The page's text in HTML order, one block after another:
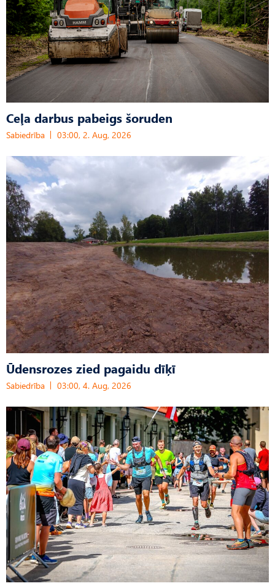
Ceļa darbus pabeigs šoruden
Sabiedrība 03:00, 2. Aug, 2026
Ūdensrozes zied pagaidu dīķī
Sabiedrība 03:00, 4. Aug, 2026